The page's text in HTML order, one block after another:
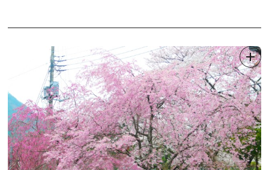
休業日：12月29日から1月3日まで
TEL 0288-93-3116
■足尾公民館（日光市足尾庁舎内） ※土・日受付
休業日：12月29日から1月3日まで
TEL 0288-93-3322
【貸出時間】
9：00～16：00